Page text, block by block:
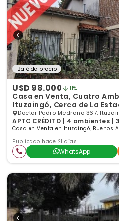
Bajó de precio
USD 98.000 11%
Casa en Venta, Cuatro
Ituzaingó, Cerca de La
Doctor Pedro Medrano 367,
APTO CRÉDITO | 4 ambientes
Casa en Venta en Ituzaingó, Buenos
Publicado hace 21 días
WhatsApp